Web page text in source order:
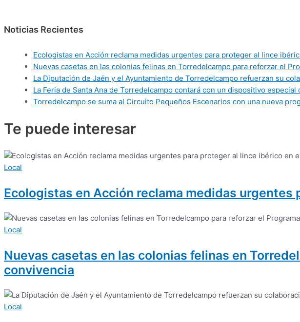
Noticias Recientes
Ecologistas en Acción reclama medidas urgentes para proteger al lince
Nuevas casetas en las colonias felinas en Torredelcampo para reforzar el
La Diputación de Jaén y el Ayuntamiento de Torredelcampo refuerzan su
La Feria de Santa Ana de Torredelcampo contará con un dispositivo
Torredelcampo se suma al Circuito Pequeños Escenarios con una nueva
Te puede interesar
Local
Ecologistas en Acción reclama medidas
Local
Nuevas casetas en las colonias felinas en
convivencia
Local